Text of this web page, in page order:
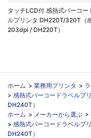
タッチLCD付 感熱式バーコー
ルプリンタ DH220T/320T（
203dpi / DH220T）
ホーム > 業務用プリンタ >
> 感熱式バーコードラベル
DH240T）
ホーム > メーカーから選ぶ >
> 感熱式バーコードラベル
DH240T）